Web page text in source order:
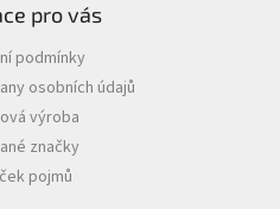
pro vás
podmínky
osobních údajů
výroba
značky
pojmů